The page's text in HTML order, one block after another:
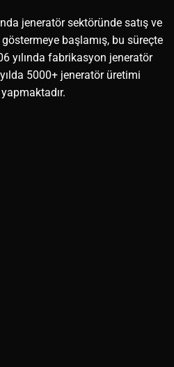
jeneratör sektöründe satış ve
başlamış, bu süreçte
yılında fabrikasyon jeneratör
5000+ jeneratör üretimi